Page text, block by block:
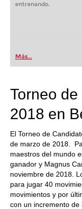
entrenando.
Más...
Torneo
2018 en
El Torneo de
de marzo de 2018.
maestros del mundo
ganador y Magnus
noviembre de 2018.
para jugar 40
movimientos y por
con un incremento